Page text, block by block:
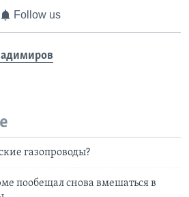
Follow us
газопроводы?
пообещал снова вмешаться в